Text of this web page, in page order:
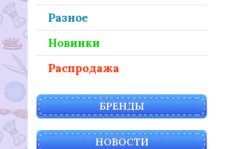
Разное
Новинки
Распродажа
БРЕНДЫ
НОВОСТИ